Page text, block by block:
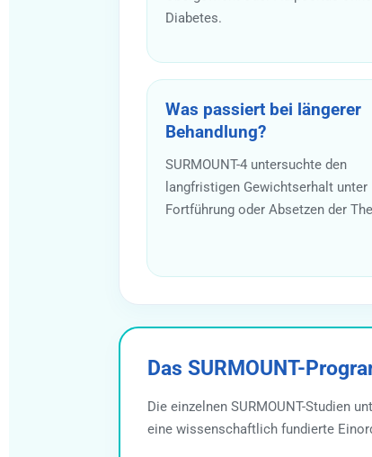
Diabetes.
Was passiert bei längerer
Behandlung?
SURMOUNT-4 untersuchte den
langfristigen Gewichtserhalt unter
Fortführung oder Absetzen der
Das SURMOUNT-
Die einzelnen SURMOUNT-Studien
eine wissenschaftlich fundierte